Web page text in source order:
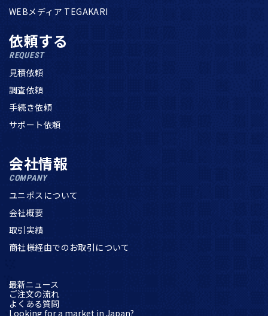
WEBメディア TEGAKARI
依頼する
REQUEST
見積依頼
調査依頼
手続き依頼
サポート依頼
会社情報
COMPANY
ユニポスについて
会社概要
取引実績
商社様経由でのお取引について
最新ニュース
ご注文の流れ
よくある質問
Looking for a market in Japan?